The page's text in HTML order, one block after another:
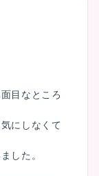
目なところ
にしなくて
した。